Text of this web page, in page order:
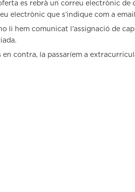
es rebrà un correu electrònic
electrònic que s’indique com a
li hem comunicat l’assignació de
en contra, la passaríem a